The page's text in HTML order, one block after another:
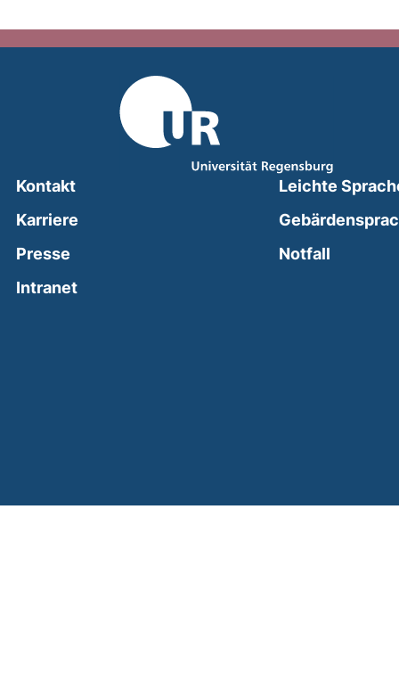
Kontakt
Karriere
Presse
Intranet(external link, opens in a new window)
Leichte
Notfall